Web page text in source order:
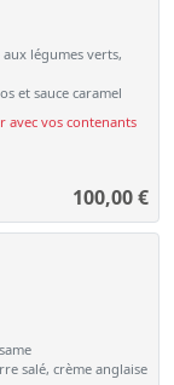
légumes verts,
et sauce caramel
avec vos contenants
100,00€
salé, crème anglaise